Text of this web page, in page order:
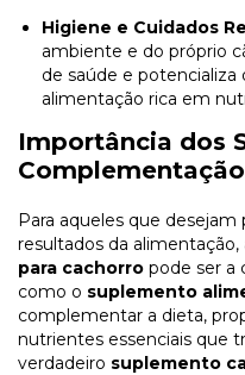
Higiene e Cuidados
ambiente e do próprio
de saúde e potencializa
alimentação rica em
Importância dos
Para aqueles que
resultados da
para cachorro pode ser a
como o suplemento
complementar a dieta,
nutrientes essenciais que
verdadeiro suplemento